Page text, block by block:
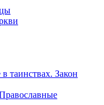
таинствах. Закон